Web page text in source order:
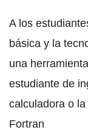
A los
básica y la
una
estudiante de
calculadora o
Fortran